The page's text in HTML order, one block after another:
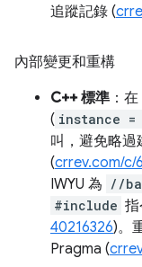
追蹤記錄 (
內部變更和重構
C++ 標準 ：在
( instance
叫，避免略過
(crrev.com/c/
IWYU 為 //
#include 指
40216326)。
Pragma (